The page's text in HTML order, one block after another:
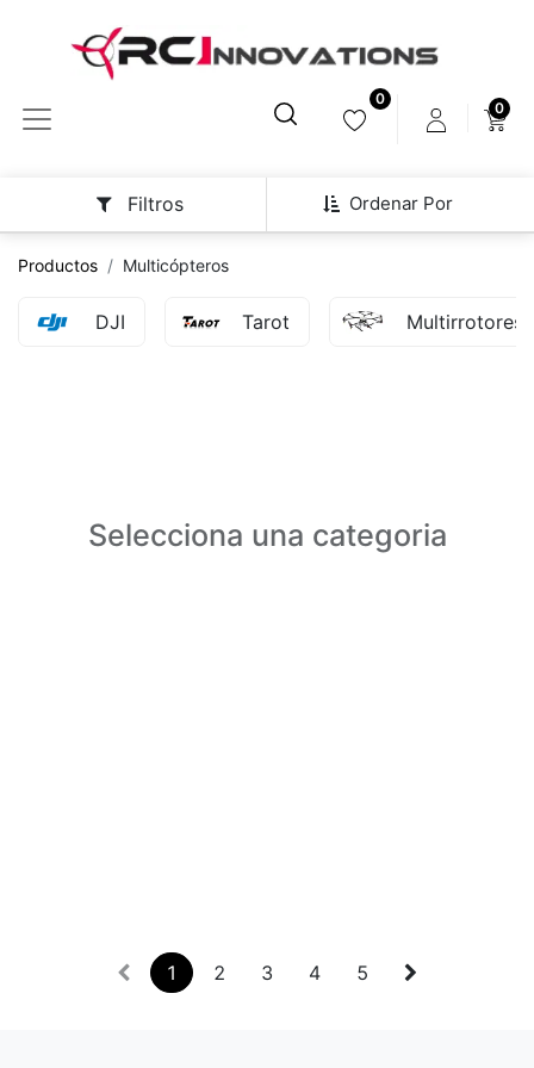
0
0
Ordenar Por
Filtros
Productos Multicópteros
DJI Tarot Multirrotores
Selecciona una categoria
1 2 3 4 5